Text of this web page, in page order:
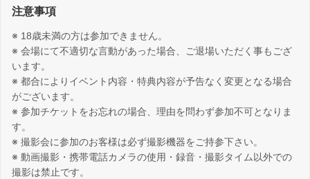
注意事項
※ 18歳未満の方は参加できません。
※ 会場にて不適切な言動があった場合、ご退場いただく事もござ
います。
※ 都合によりイベント内容・特典内容が予告なく変更となる場合
がございます。
※ 参加チケットをお忘れの場合、理由を問わず参加不可となりま
す。
※ 撮影会に参加のお客様は必ず撮影機器をご持参下さい。
※ 動画撮影・携帯電話カメラの使用・録音・撮影タイム以外での
撮影は禁止です。